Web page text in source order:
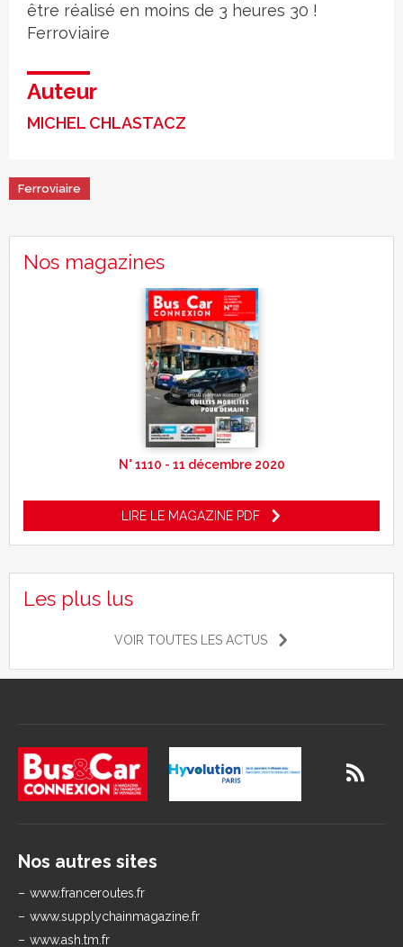
être réalisé en moins de 3 heures 30 !
Ferroviaire
Auteur
MICHEL CHLASTACZ
Ferroviaire
Nos magazines
N° 1110 - 11 décembre 2020
LIRE LE MAGAZINE PDF
Les plus lus
VOIR TOUTES LES ACTUS
Nos autres sites
www.franceroutes.fr
www.supplychainmagazine.fr
www.ash.tm.fr